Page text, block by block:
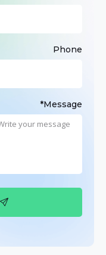
Phone
Message*